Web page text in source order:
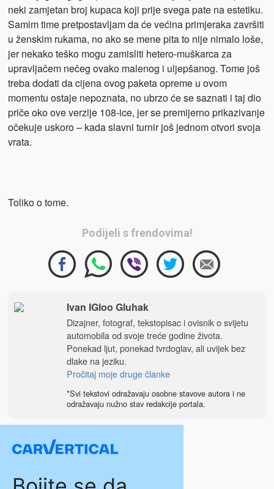
neki zamjetan broj kupaca koji prije svega pate na estetiku.
Samim time pretpostavljam da će većina primjeraka završiti
u ženskim rukama, no ako se mene pita to nije nimalo loše,
jer nekako teško mogu zamisliti hetero-muškarca za
upravljačem nečeg ovako malenog i uljepšanog. Tome još
treba dodati da cijena ovog paketa opreme u ovom
momentu ostaje nepoznata, no ubrzo će se saznati i taj dio
priče oko ove verzije 108-ice, jer se premijerno prikazivanje
očekuje uskoro – kada slavni turnir još jednom otvori svoja
vrata.
Toliko o tome.
Podijeli s frendovima!
Ivan IGloo Gluhak
Dizajner, fotograf, tekstopisac i ovisnik o svijetu
automobila od svoje treće godine života.
Ponekad ljut, ponekad tvrdoglav, ali uvijek bez
dlake na jeziku.
Pročitaj moje druge članke
*Svi tekstovi odražavaju osobne stavove autora i ne
odražavaju nužno stav redakcije portala.